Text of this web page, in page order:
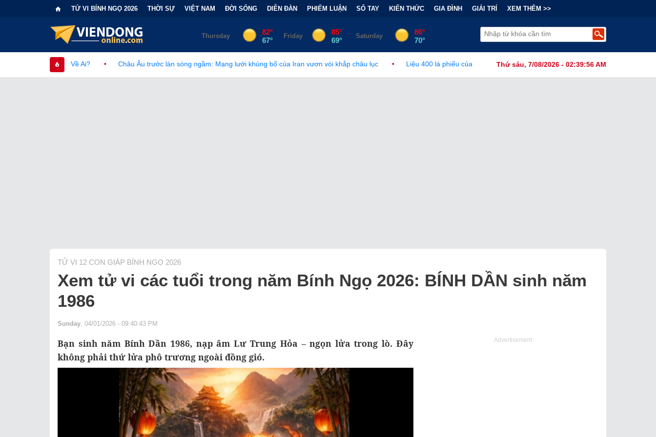
TỬ VI BÍNH NGỌ 2026 THỜI SỰ VIỆT NAM ĐỜI SỐNG DIỄN ĐÀN PHIẾM LUẬN SỔ TAY KIẾN THỨC GIA ĐÌNH GIẢI TRÍ XEM THÊM >>
Thứ sáu, 7/08/2026 - 02:39:57 AM
Châu Âu trước làn sóng ngầm: Mạng lưới khủng bố của Iran vươn vòi khắp châu lục • Liệu 400 lá phiếu của người phi công dân có làm thay đổi cục diện bầu cử Mỹ? •
TỬ VI 12 CON GIÁP BÍNH NGỌ 2026
Xem tử vi các tuổi trong năm Bính Ngọ 2026: BÍNH DẦN sinh năm
1986
Sunday , 04/01/2026 - 09:40:43 PM
Bạn sinh năm Bính Dần 1986, nạp âm Lư Trung Hỏa – ngọn lửa trong lò. Đây
không phải thứ lửa phô trương ngoài đồng gió.
Advertisement